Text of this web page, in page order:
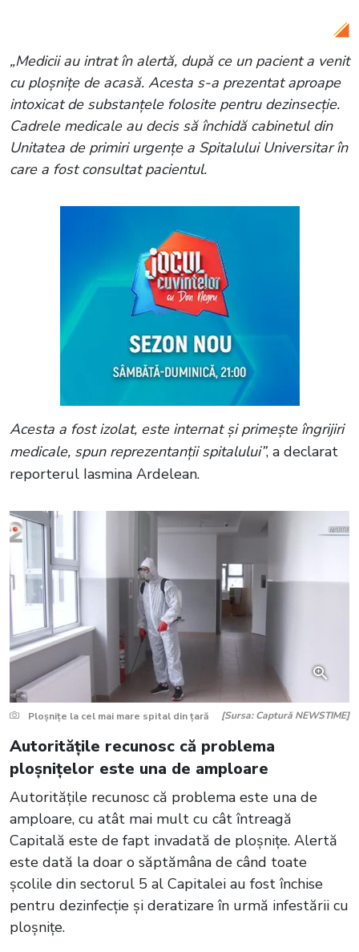
„Medicii au intrat în alertă, după ce un pacient a venit
cu ploșnițe de acasă. Acesta s-a prezentat aproape
intoxicat de substanțele folosite pentru dezinsecție.
Cadrele medicale au decis să închidă cabinetul din
Unitatea de primiri urgențe a Spitalului Universitar în
care a fost consultat pacientul.
Acesta a fost izolat, este internat și primește îngrijiri
medicale, spun reprezentanții spitalului”, a declarat
reporterul Iasmina Ardelean.
Ploșnițe la cel mai mare spital din țară [Sursa: Captură NEWSTIME]
Autoritățile recunosc că problema
ploșnițelor este una de amploare
Autoritățile recunosc că problema este una de
amploare, cu atât mai mult cu cât întreagă
Capitală este de fapt invadată de ploșnițe. Alertă
este dată la doar o săptămâna de când toate
școlile din sectorul 5 al Capitalei au fost închise
pentru dezinfecție și deratizare în urmă infestării cu
ploșnițe.